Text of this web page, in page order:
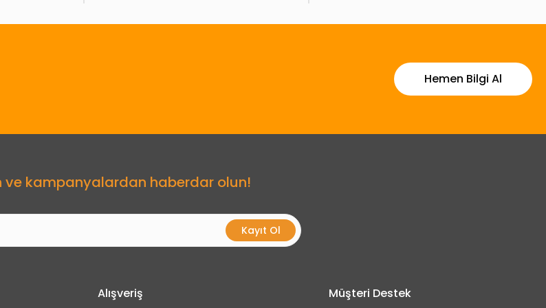
Gönder
Hemen Bilgi Al
ve kampanyalardan haberdar olun!
Kayıt Ol
Alışveriş Müşteri Destek